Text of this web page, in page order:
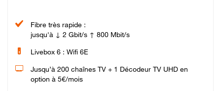
Fibre très rapide :
jusqu'à ↓ 2 Gbit/s ↑ 800 Mbit/s
Livebox 6 : Wifi 6E
Jusqu’à 200 chaînes TV + 1 Décodeur TV UHD en
option à 5€/mois